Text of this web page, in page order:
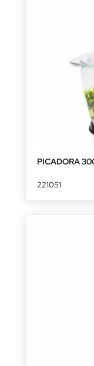
PICADORA
221051